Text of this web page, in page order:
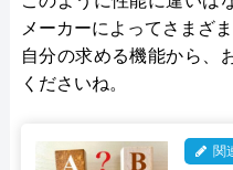
メーカーによってさまざま
自分の求める機能から、
くださいね。
関